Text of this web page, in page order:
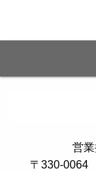
営
〒330-0064